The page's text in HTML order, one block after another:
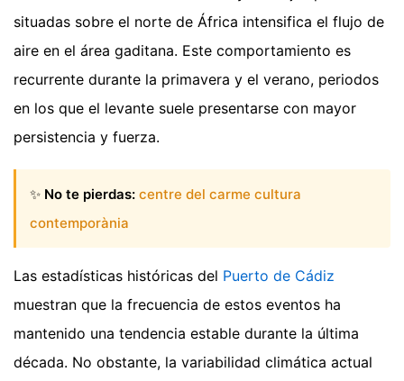
situadas sobre el norte de África intensifica el flujo de
aire en el área gaditana. Este comportamiento es
recurrente durante la primavera y el verano, periodos
en los que el levante suele presentarse con mayor
persistencia y fuerza.
✨ No te pierdas: centre del carme cultura
contemporània
Las estadísticas históricas del Puerto de Cádiz
muestran que la frecuencia de estos eventos ha
mantenido una tendencia estable durante la última
década. No obstante, la variabilidad climática actual